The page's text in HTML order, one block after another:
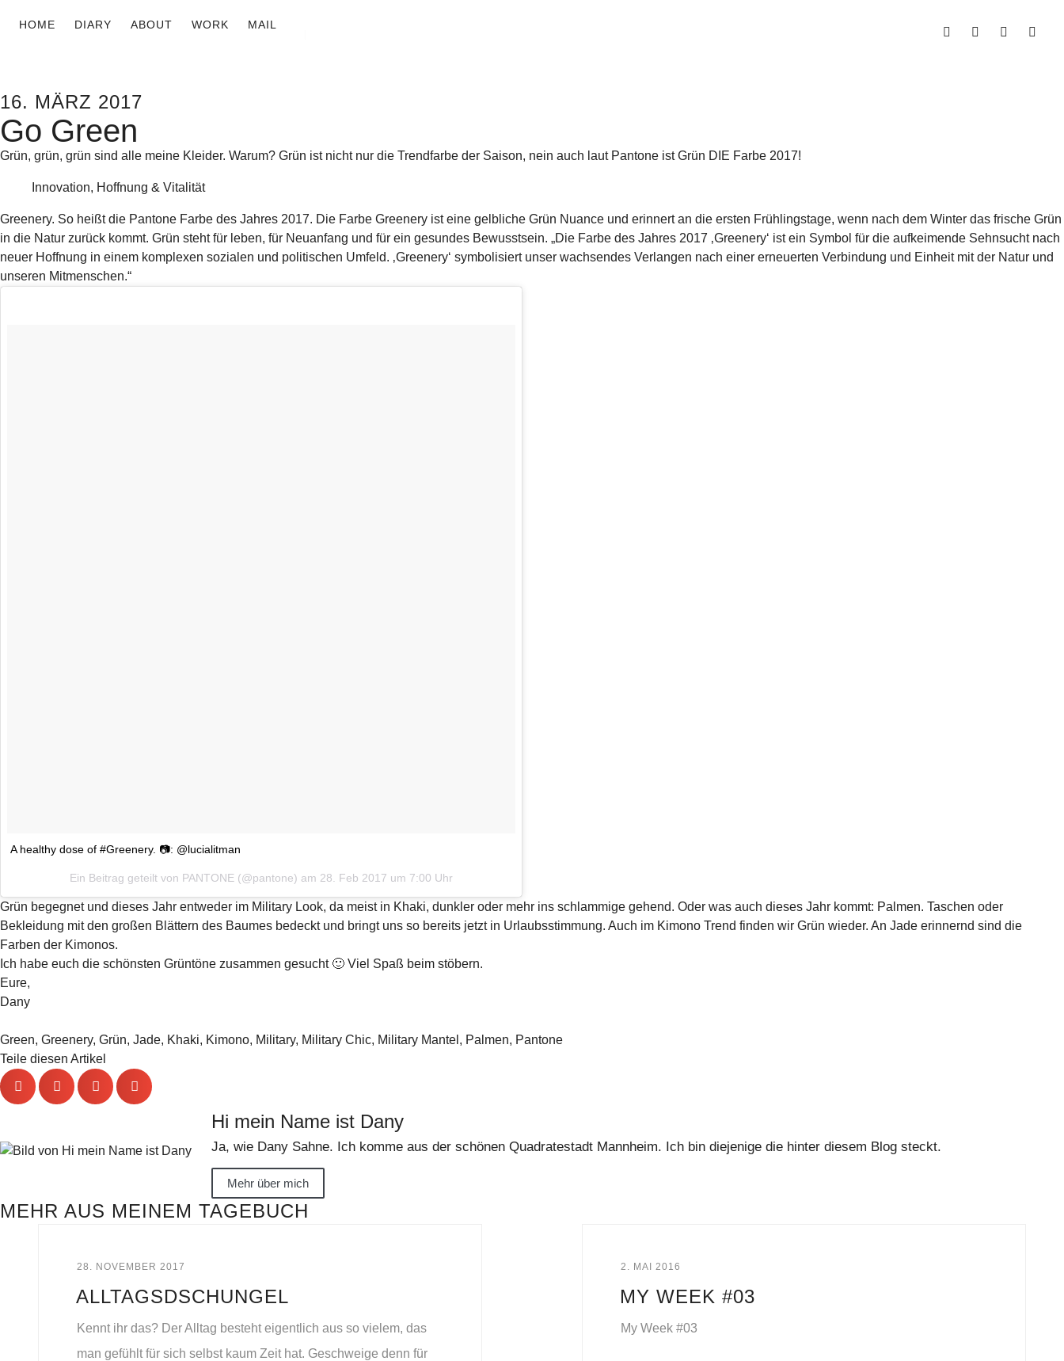
HOME DIARY ABOUT WORK MAIL
16. MÄRZ 2017
Go Green
Grün, grün, grün sind alle meine Kleider. Warum? Grün ist nicht nur die Trendfarbe der Saison, nein auch laut Pantone ist Grün DIE Farbe 2017!
Innovation, Hoffnung & Vitalität
Greenery. So heißt die Pantone Farbe des Jahres 2017. Die Farbe Greenery ist eine gelbliche Grün Nuance und erinnert an die ersten Frühlingstage, wenn nach dem Winter das frische Grün
in die Natur zurück kommt. Grün steht für leben, für Neuanfang und für ein gesundes Bewusstsein. „Die Farbe des Jahres 2017 ‚Greenery‘ ist ein Symbol für die aufkeimende Sehnsucht nach
neuer Hoffnung in einem komplexen sozialen und politischen Umfeld. ‚Greenery‘ symbolisiert unser wachsendes Verlangen nach einer erneuerten Verbindung und Einheit mit der Natur und
unseren Mitmenschen.“
A healthy dose of #Greenery. 📷: @lucialitman
Ein Beitrag geteilt von PANTONE (@pantone) am 28. Feb 2017 um 7:00 Uhr
Grün begegnet und dieses Jahr entweder im Military Look, da meist in Khaki, dunkler oder mehr ins schlammige gehend. Oder was auch dieses Jahr kommt: Palmen. Taschen oder
Bekleidung mit den großen Blättern des Baumes bedeckt und bringt uns so bereits jetzt in Urlaubsstimmung. Auch im Kimono Trend finden wir Grün wieder. An Jade erinnernd sind die
Farben der Kimonos.
Ich habe euch die schönsten Grüntöne zusammen gesucht 🙂 Viel Spaß beim stöbern.
Eure,
Dany
Green, Greenery, Grün, Jade, Khaki, Kimono, Military, Military Chic, Military Mantel , Palmen, Pantone
Teile diesen Artikel
Hi mein Name ist Dany
Ja, wie Dany Sahne. Ich komme aus der schönen Quadratestadt Mannheim. Ich bin diejenige die hinter diesem Blog steckt.
Mehr über mich
MEHR AUS MEINEM TAGEBUCH
28. NOVEMBER 2017
ALLTAGSDSCHUNGEL
Kennt ihr das? Der Alltag besteht eigentlich aus so vielem, das
man gefühlt für sich selbst kaum Zeit hat. Geschweige denn für
2. MAI 2016
MY WEEK #03
My Week #03